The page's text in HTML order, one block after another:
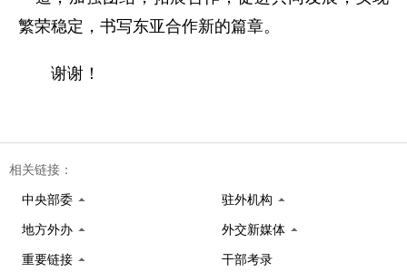
繁荣稳定，书写东亚合作新的篇章。
谢谢！
相关链接：
中央部委 驻外机构
地方外办 外交新媒体
重要链接 干部考录